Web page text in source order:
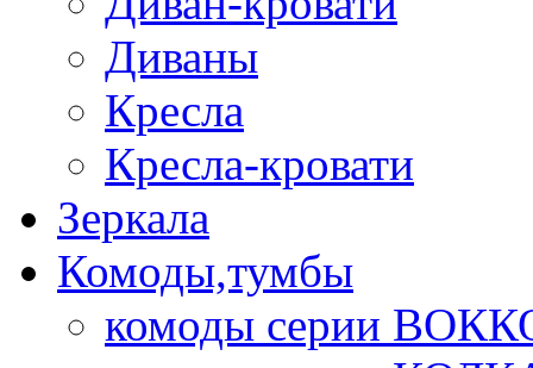
Диваны
Кресла
Кресла-кровати
Зеркала
Комоды,тумбы
комоды серии